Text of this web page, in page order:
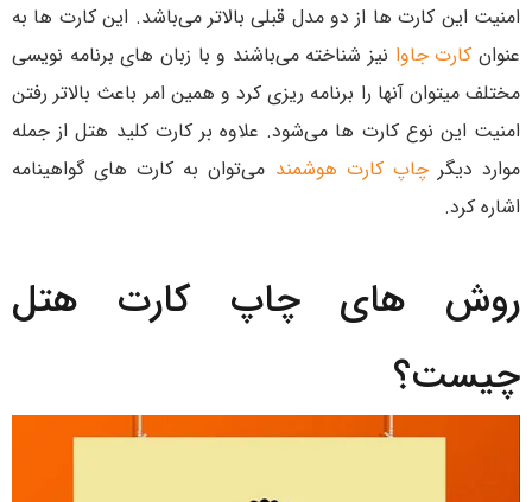
امنیت این کارت ها از دو مدل قبلی بالاتر می‌باشد. این کارت ها به
عنوان کارت جاوا نیز شناخته می‌باشند و با زبان های برنامه نویسی
مختلف میتوان آنها را برنامه ریزی کرد و همین امر باعث بالاتر رفتن
امنیت این نوع کارت ها می‌شود. علاوه بر کارت کلید هتل از جمله
موارد دیگرچاپ کارت هوشمند می‌توان به کارت های گواهینامه
اشاره کرد.
روش های چاپ کارت هتل
چیست؟